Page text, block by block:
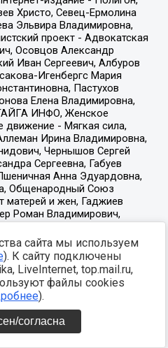
сайта мы используем
). К сайту подключены
LiveInternet, top.mail.ru,
файлы cookies
).
согласна